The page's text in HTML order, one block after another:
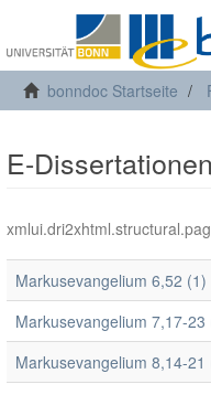
bonndoc Startseite
E-
Markusevangelium 6,52 (1)
Markusevangelium 7,17-23
Markusevangelium 8,14-21